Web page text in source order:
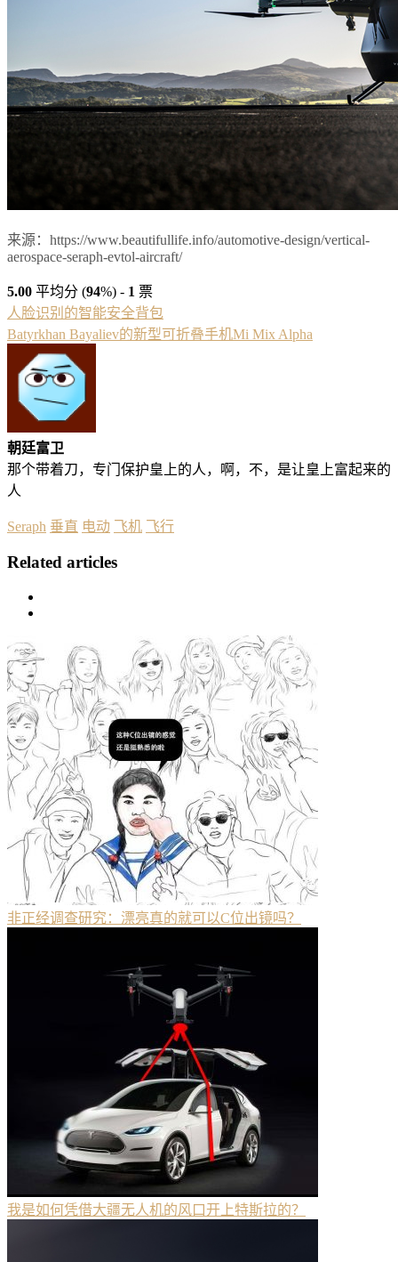
来源：https://www.beautifullife.info/automotive-design/vertical-
aerospace-seraph-evtol-aircraft/
5.00 平均分 (94%) - 1 票
人脸识别的智能安全背包
Batyrkhan Bayaliev的新型可折叠手机Mi Mix Alpha
朝廷富卫
那个带着刀，专门保护皇上的人，啊，不，是让皇上富起来的
人
Seraph 垂直 电动 飞机 飞行
Related articles
非正经调查研究：漂亮真的就可以C位出镜吗？
我是如何凭借大疆无人机的风口开上特斯拉的？